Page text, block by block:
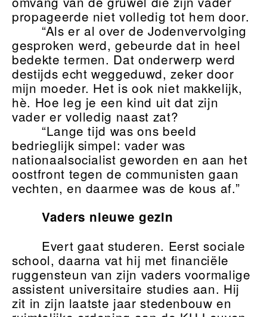
propageerde niet volledig tot hem door.
“Als er al over de Jodenvervolging
gesproken werd, gebeurde dat in heel
bedekte termen. Dat onderwerp werd
destijds echt weggeduwd, zeker door
mijn moeder. Het is ook niet makkelijk,
hè. Hoe leg je een kind uit dat zijn
vader er volledig naast zat?
“Lange tijd was ons beeld
bedrieglijk simpel: vader was
nationaalsocialist geworden en aan het
oostfront tegen de communisten gaan
vechten, en daarmee was de kous af.”
Vaders nieuwe gezin
Evert gaat studeren. Eerst sociale
school, daarna vat hij met financiële
ruggensteun van zijn vaders voormalige
assistent universitaire studies aan. Hij
zit in zijn laatste jaar stedenbouw en